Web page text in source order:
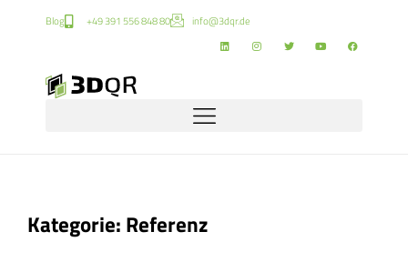
Blog +49 391 556 848 80 info@3dqr.de
Kategorie: Referenz